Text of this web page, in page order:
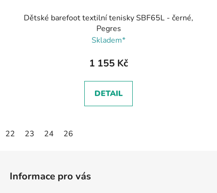
Dětské barefoot textilní tenisky SBF65L - černé,
Pegres
Skladem*
1 155 Kč
DETAIL
22 23 24 26
Informace pro vás